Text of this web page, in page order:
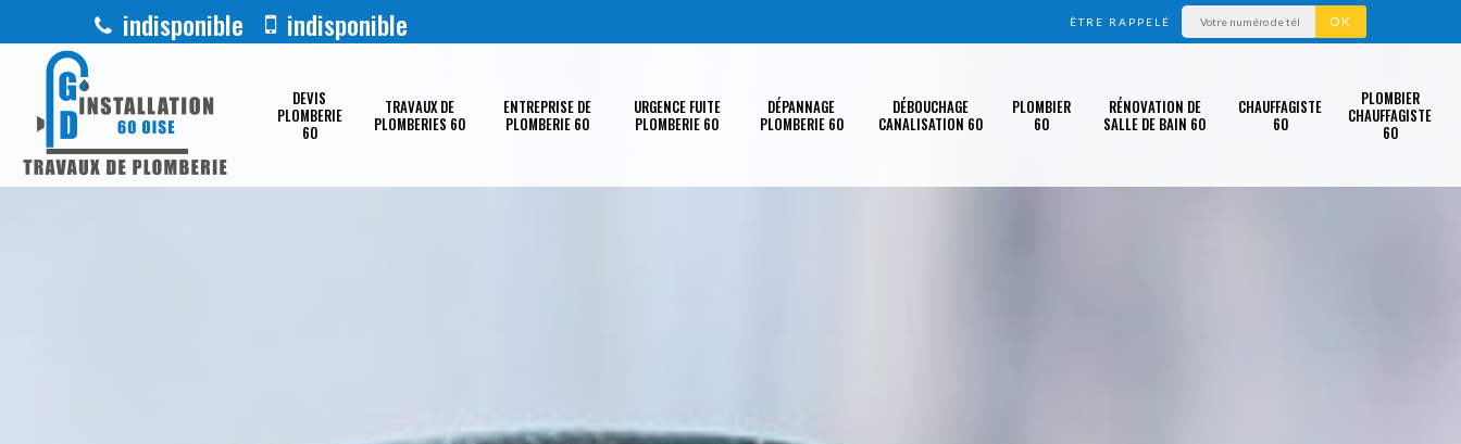
indisponible indisponible ÊTRE RAPPELÉ
DEVIS
PLOMBERIE
60
TRAVAUX DE
PLOMBERIES 60
ENTREPRISE DE
PLOMBERIE 60
URGENCE FUITE
PLOMBERIE 60
DÉPANNAGE
PLOMBERIE 60
DÉBOUCHAGE
CANALISATION 60
PLOMBIER
60
RÉNOVATION DE
SALLE DE BAIN 60
CHAUFFAGISTE
60
PLOMBIER
CHAUFFAGISTE
60